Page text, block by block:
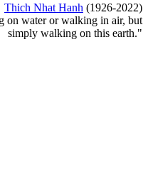
Thich Nhat Hanh (1926-2022)
on water or walking in air, but
simply walking on this earth."